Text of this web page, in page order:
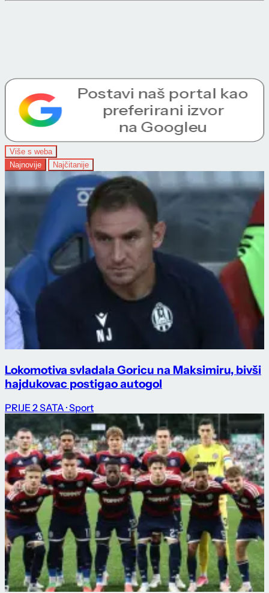
Više s weba
Najnovije
Najčitanije
Lokomotiva svladala Goricu na Maksimiru, bivši
hajdukovac postigao autogol
PRIJE 2 SATA · Sport